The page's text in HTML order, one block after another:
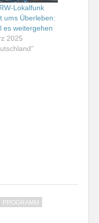
Lokalfunk
ums Überleben:
es weitergehen
2025
PROGRAMM